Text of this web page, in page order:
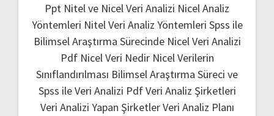
Ppt Nitel ve Nicel Veri Analizi Nicel Analiz
Yöntemleri Nitel Veri Analiz Yöntemleri Spss ile
Bilimsel Araştırma Sürecinde Nicel Veri Analizi
Pdf Nicel Veri Nedir Nicel Verilerin
Sınıflandırılması Bilimsel Araştırma Süreci ve
Spss ile Veri Analizi PdfVeri Analiz Şirketleri
Veri Analizi Yapan ŞirketlerVeri Analiz Planı